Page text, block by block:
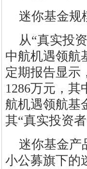
迷你基金规
从“真实投
中航机遇领航
定期报告显示
1286万元，
航机遇领航基
其“真实投资
迷你基金产
小公募旗下的